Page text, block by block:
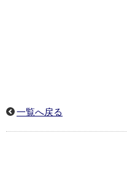
一覧へ戻る